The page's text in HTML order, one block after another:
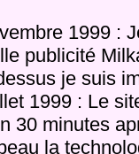
1999 :
publicité
je suis
1999 : Le
30 minutes
la